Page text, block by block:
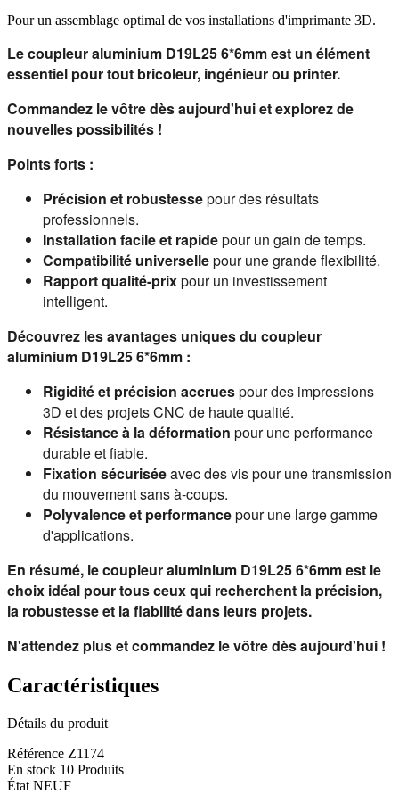
Pour un assemblage optimal de vos installations d'imprimante 3D.
Le coupleur aluminium D19L25 6*6mm est un élément
essentiel pour tout bricoleur, ingénieur ou printer.
Commandez le vôtre dès aujourd'hui et explorez de
nouvelles possibilités !
Points forts :
Précision et robustessepour des résultats
professionnels.
Installation facile et rapidepour un gain de temps.
Compatibilité universellepour une grande flexibilité.
Rapport qualité-prixpour un investissement
intelligent.
Découvrez les avantages uniques du coupleur
aluminium D19L25 6*6mm :
Rigidité et précision accruespour des impressions
3D et des projets CNC de haute qualité.
Résistance à la déformation pour une performance
durable et fiable.
Fixation sécuriséeavec des vis pour une transmission
du mouvement sans à-coups.
Polyvalence et performancepour une large gamme
d'applications.
En résumé, le coupleur aluminium D19L25 6*6mm est le
choix idéal pour tous ceux qui recherchent la précision,
la robustesse et la fiabilité dans leurs projets.
N'attendez plus et commandez le vôtre dès aujourd'hui !
Caractéristiques
Détails du produit
Référence Z1174
En stock 10 Produits
État NEUF